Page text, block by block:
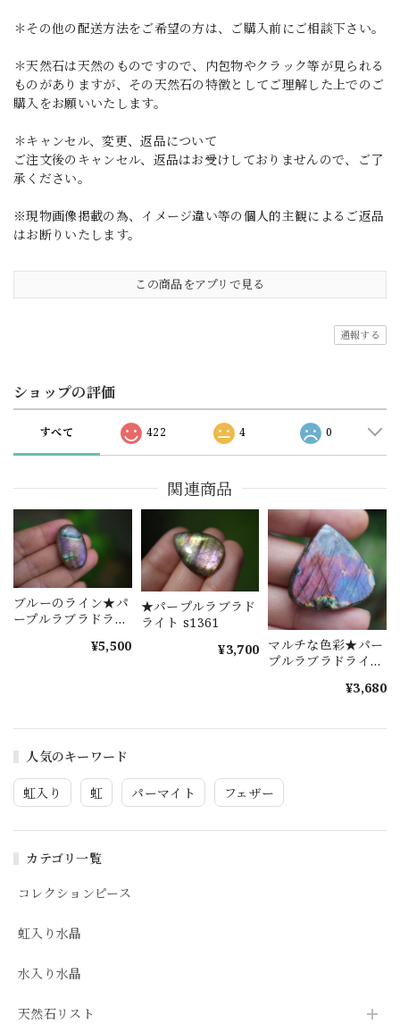
人気のキーワード
虹入り 虹 パーマイト フェザー
カテゴリ一覧
コレクションピース
虹入り水晶
水入り水晶
天然石リスト
＊その他の配送方法をご希望の方は、ご購入前にご相談下さい。
＊天然石は天然のものですので、内包物やクラック等が見られる
ものがありますが、その天然石の特徴としてご理解した上でのご
購入をお願いいたします。
＊キャンセル、変更、返品について
ご注文後のキャンセル、返品はお受けしておりませんので、ご了
承ください。
※現物画像掲載の為、イメージ違い等の個人的主観によるご返品
はお断りいたします。
この商品をアプリで見る
通報する
ショップの評価
すべて 422 4 0
関連商品
ブルーのライン★パ
ープルラブラドライ
¥5,500
★パープルラブラド
ライト s1361
¥3,700 マルチな色彩★パー
プルラブラドライ
¥3,680